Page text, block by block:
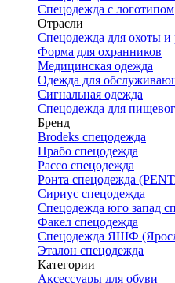
Спецодежда с логотипом
Отрасли
Спецодежда для охоты и
Форма для охранников
Медицинская одежда
Одежда для
Сигнальная одежда
Спецодежда для
Бренд
Brodeks спецодежда
Прабо спецодежда
Рассо спецодежда
Ронта спецодежда
Сириус спецодежда
Спецодежда юго запад
Факел спецодежда
Спецодежда ЯШФ
Эталон спецодежда
Категории
Аксессуары для обуви